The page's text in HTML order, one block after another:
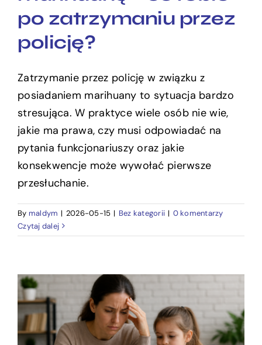
po zatrzymaniu przez
policję?
Zatrzymanie przez policję w związku z
posiadaniem marihuany to sytuacja bardzo
stresująca. W praktyce wiele osób nie wie,
jakie ma prawa, czy musi odpowiadać na
pytania funkcjonariuszy oraz jakie
konsekwencje może wywołać pierwsze
przesłuchanie.
By maldym | 2026-05-15 | Bez kategorii | 0 komentarzy
Czytaj dalej